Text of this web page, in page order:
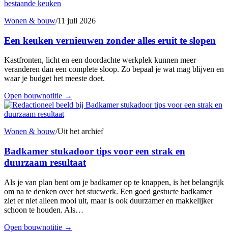
Wonen & bouw/11 juli 2026
Een keuken vernieuwen zonder alles eruit te slopen
Kastfronten, licht en een doordachte werkplek kunnen meer
veranderen dan een complete sloop. Zo bepaal je wat mag blijven en
waar je budget het meeste doet.
Open bouwnotitie →
Wonen & bouw/Uit het archief
Badkamer stukadoor tips voor een strak en
duurzaam resultaat
Als je van plan bent om je badkamer op te knappen, is het belangrijk
om na te denken over het stucwerk. Een goed gestucte badkamer
ziet er niet alleen mooi uit, maar is ook duurzamer en makkelijker
schoon te houden. Als…
Open bouwnotitie →